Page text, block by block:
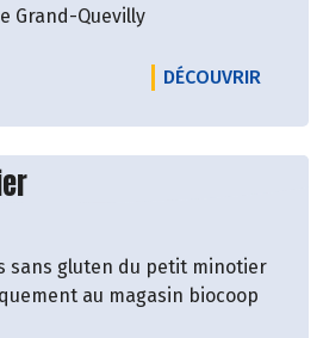
Grand-Quevilly
DÉCOUVRIR
sans gluten du petit minotier
au magasin biocoop